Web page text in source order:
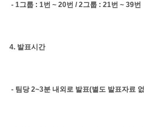
- 1그룹 : 1번 ~ 20번 / 2그룹 : 21번 ~ 39번
4. 발표시간
- 팀당 2~3분 내외로 발표(별도 발표자료